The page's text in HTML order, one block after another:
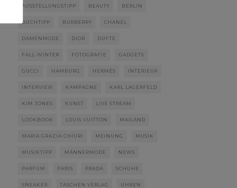
AUSSTELLUNGSTIPP BEAUTY BERLIN
BUCHTIPP BURBERRY CHANEL
DAMENMODE DIOR DÜFTE
FALL-WINTER FOTOGRAFIE GADGETS
GUCCI HAMBURG HERMÈS INTERIEUR
INTERVIEW KAMPAGNE KARL LAGERFELD
KIM JONES KUNST LIVE STREAM
LOOKBOOK LOUIS VUITTON MAILAND
MARIA GRAZIA CHIURI MEINUNG MUSIK
MUSIKTIPP MÄNNERMODE NEWS
PARFUM PARIS PRADA SCHUHE
SNEAKER TASCHEN VERLAG UHREN